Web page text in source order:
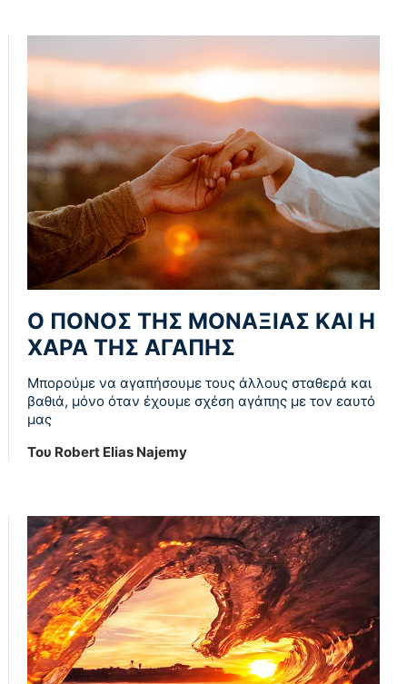
Ο ΠΟΝΟΣ ΤΗΣ ΜΟΝΑΞΙΑΣ ΚΑΙ Η
ΧΑΡΑ ΤΗΣ ΑΓΑΠΗΣ
Μπορούμε να αγαπήσουμε τους άλλους σταθερά και
βαθιά, μόνο όταν έχουμε σχέση αγάπης με τον εαυτό
μας
Του Robert Elias Najemy